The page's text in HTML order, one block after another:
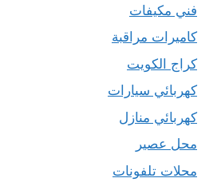
فني مكيفات
كاميرات مراقبة
كراج الكويت
كهربائي سيارات
كهربائي منازل
محل عصير
محلات تلفونات